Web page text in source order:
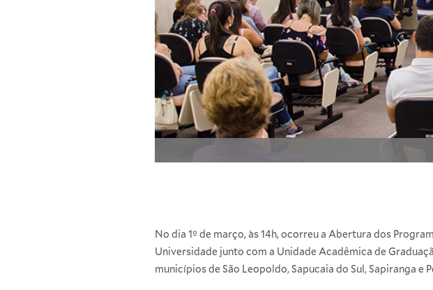
No dia 1º de março, às 14h, ocorreu a Abertura dos
Universidade junto com a Unidade Acadêmica de
municípios de São Leopoldo, Sapucaia do Sul, Sapiranga e